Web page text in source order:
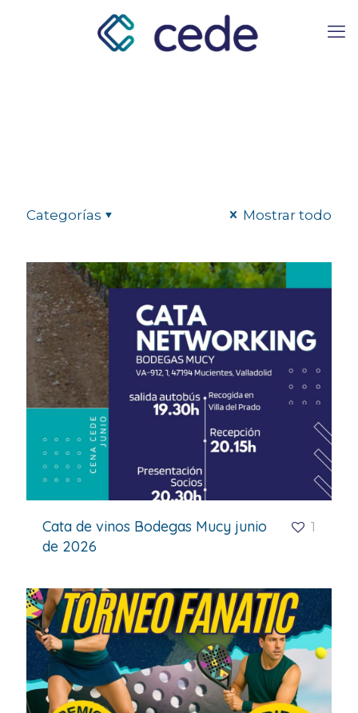
Categorías Mostrar todo
Cata de vinos Bodegas Mucy junio
de 2026
1